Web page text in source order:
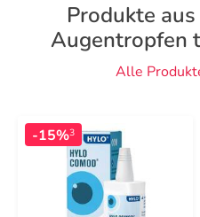
Produkte
Augentropfen
Alle
-15%3